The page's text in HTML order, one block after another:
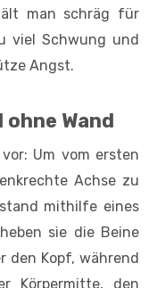
man schräg für
viel Schwung und
Angst.
Wand
Um vom ersten
Achse zu
mithilfe eines
sie die Beine
den Kopf, während
Körpermitte, den